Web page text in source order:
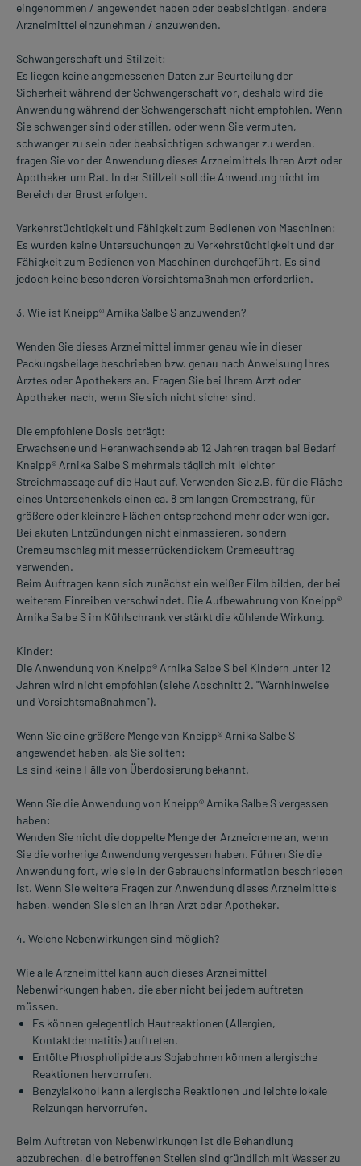
eingenommen / angewendet haben oder beabsichtigen, andere
Arzneimittel einzunehmen / anzuwenden.
Schwangerschaft und Stillzeit:
Es liegen keine angemessenen Daten zur Beurteilung der
Sicherheit während der Schwangerschaft vor, deshalb wird die
Anwendung während der Schwangerschaft nicht empfohlen. Wenn
Sie schwanger sind oder stillen, oder wenn Sie vermuten,
schwanger zu sein oder beabsichtigen schwanger zu werden,
fragen Sie vor der Anwendung dieses Arzneimittels Ihren Arzt oder
Apotheker um Rat. In der Stillzeit soll die Anwendung nicht im
Bereich der Brust erfolgen.
Verkehrstüchtigkeit und Fähigkeit zum Bedienen von Maschinen:
Es wurden keine Untersuchungen zu Verkehrstüchtigkeit und der
Fähigkeit zum Bedienen von Maschinen durchgeführt. Es sind
jedoch keine besonderen Vorsichtsmaßnahmen erforderlich.
3. Wie ist Kneipp® Arnika Salbe S anzuwenden?
Wenden Sie dieses Arzneimittel immer genau wie in dieser
Packungsbeilage beschrieben bzw. genau nach Anweisung Ihres
Arztes oder Apothekers an. Fragen Sie bei Ihrem Arzt oder
Apotheker nach, wenn Sie sich nicht sicher sind.
Die empfohlene Dosis beträgt:
Erwachsene und Heranwachsende ab 12 Jahren tragen bei Bedarf
Kneipp® Arnika Salbe S mehrmals täglich mit leichter
Streichmassage auf die Haut auf. Verwenden Sie z.B. für die Fläche
eines Unterschenkels einen ca. 8 cm langen Cremestrang, für
größere oder kleinere Flächen entsprechend mehr oder weniger.
Bei akuten Entzündungen nicht einmassieren, sondern
Cremeumschlag mit messerrückendickem Cremeauftrag
verwenden.
Beim Auftragen kann sich zunächst ein weißer Film bilden, der bei
weiterem Einreiben verschwindet. Die Aufbewahrung von Kneipp®
Arnika Salbe S im Kühlschrank verstärkt die kühlende Wirkung.
Kinder:
Die Anwendung von Kneipp® Arnika Salbe S bei Kindern unter 12
Jahren wird nicht empfohlen (siehe Abschnitt 2. "Warnhinweise
und Vorsichtsmaßnahmen").
Wenn Sie eine größere Menge von Kneipp® Arnika Salbe S
angewendet haben, als Sie sollten:
Es sind keine Fälle von Überdosierung bekannt.
Wenn Sie die Anwendung von Kneipp® Arnika Salbe S vergessen
haben:
Wenden Sie nicht die doppelte Menge der Arzneicreme an, wenn
Sie die vorherige Anwendung vergessen haben. Führen Sie die
Anwendung fort, wie sie in der Gebrauchsinformation beschrieben
ist. Wenn Sie weitere Fragen zur Anwendung dieses Arzneimittels
haben, wenden Sie sich an Ihren Arzt oder Apotheker.
4. Welche Nebenwirkungen sind möglich?
Wie alle Arzneimittel kann auch dieses Arzneimittel
Nebenwirkungen haben, die aber nicht bei jedem auftreten
müssen.
Es können gelegentlich Hautreaktionen (Allergien,
Kontaktdermatitis) auftreten.
Entölte Phospholipide aus Sojabohnen können allergische
Reaktionen hervorrufen.
Benzylalkohol kann allergische Reaktionen und leichte lokale
Reizungen hervorrufen.
Beim Auftreten von Nebenwirkungen ist die Behandlung
abzubrechen, die betroffenen Stellen sind gründlich mit Wasser zu